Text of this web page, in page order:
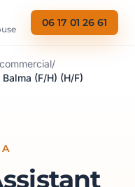
06 17 01 26 61
/
(F/H) (H/F)